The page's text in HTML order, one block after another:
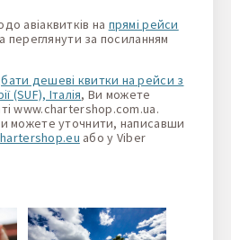
авіаквитків на прямі рейси
переглянути за посиланням
дешеві квитки на рейси з
(SUF), Італія, Ви можете
www.chartershop.com.ua.
можете уточнити, написавши
або у Viber